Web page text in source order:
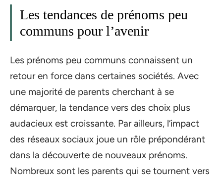
Les tendances de prénoms peu
communs pour l’avenir
Les prénoms peu communs connaissent un
retour en force dans certaines sociétés. Avec
une majorité de parents cherchant à se
démarquer, la tendance vers des choix plus
audacieux est croissante. Par ailleurs, l’impact
des réseaux sociaux joue un rôle prépondérant
dans la découverte de nouveaux prénoms.
Nombreux sont les parents qui se tournent vers